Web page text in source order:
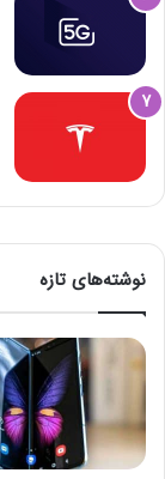
نوشته‌های تازه